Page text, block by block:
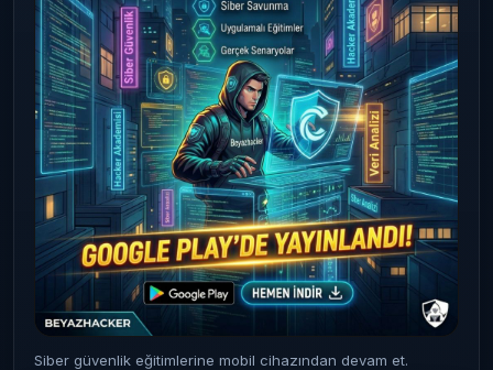
Siber güvenlik eğitimlerine mobil cihazından devam et.